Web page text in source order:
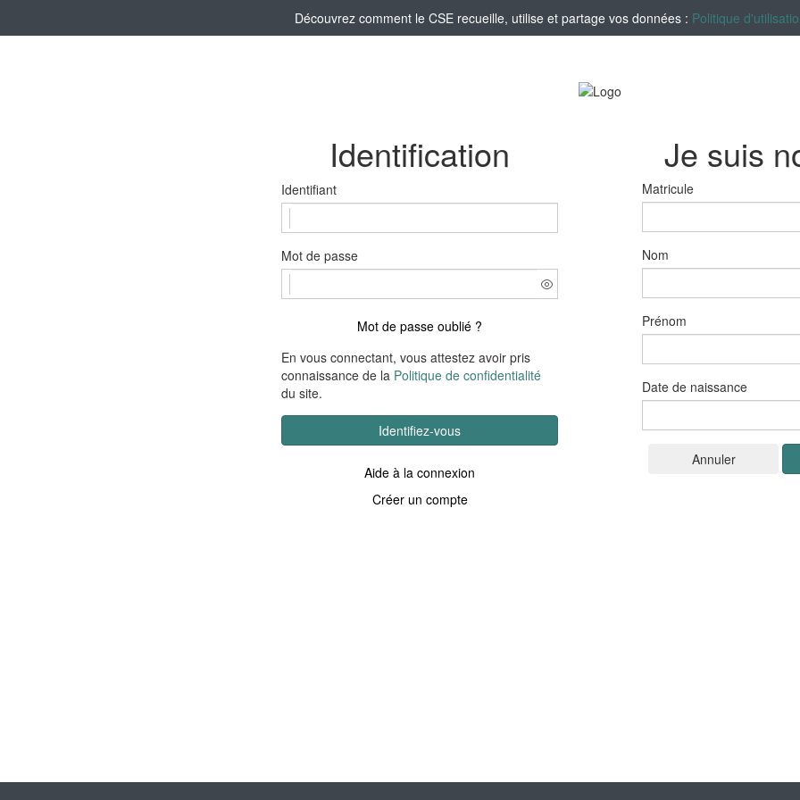
Découvrez comment le CSE recueille, utilise et partage vos données : Politique
Identification
Identifiant
Mot de passe
Mot de passe oublié ?
En vous connectant, vous attestez avoir pris
connaissance de la Politique de confidentialité
du site.
Identifiez-vous
Aide à la connexion
Créer un compte
Je suis
Matricule
Nom
Prénom
Date de naissance